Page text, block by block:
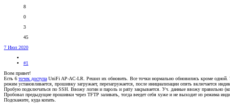
8
0
3
45
7 Июл 2020
#1
Всем привет!
Есть 6 точек доступа UniFi AP-AC-LR. Решил их обновить. Все точки нормально обновились кроме одной.
режим установливается, прошивку загружает, перезагружается, после инициализации опять включается
Пробую подключаться по SSH. Ввожу логин и пароль и patty закрывается. Уч. данные ввожу правильно
Пробовал предыдущие прошивки через TFTP заливать, тогда веедет себя хуже и не выходит из режима
Подскажите, куда копать.